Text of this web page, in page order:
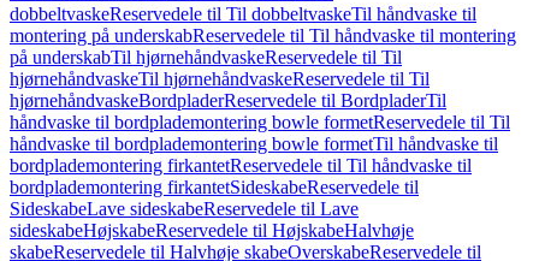
dobbeltvaskeReservedele til Til dobbeltvaskeTil håndvaske til
montering på underskabReservedele til Til håndvaske til montering
på underskabTil hjørnehåndvaskeReservedele til Til
hjørnehåndvaskeTil hjørnehåndvaskeReservedele til Til
hjørnehåndvaskeBordpladerReservedele til BordpladerTil
håndvaske til bordplademontering bowle formetReservedele til Til
håndvaske til bordplademontering bowle formetTil håndvaske til
bordplademontering firkantetReservedele til Til håndvaske til
bordplademontering firkantetSideskabeReservedele til
SideskabeLave sideskabeReservedele til Lave
sideskabeHøjskabeReservedele til HøjskabeHalvhøje
skabeReservedele til Halvhøje skabeOverskabeReservedele til